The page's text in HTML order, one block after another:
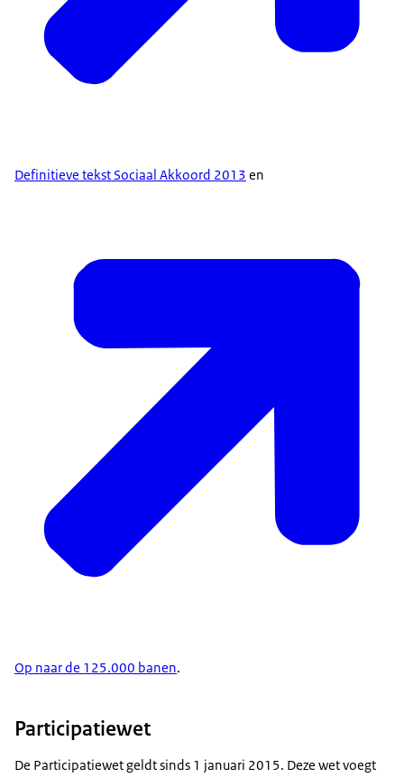
Definitieve tekst Sociaal Akkoord 2013 en
Op naar de 125.000 banen.
Participatiewet
De Participatiewet geldt sinds 1 januari 2015. Deze wet voegt